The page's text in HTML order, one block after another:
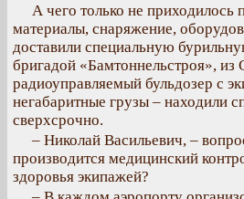
А чего только не приходилось
материалы, снаряжение,
доставили специальную
бригадой «Бамтоннельстроя», из
радиоуправляемый бульдозер с
негабаритные грузы – находили
сверхсрочно.
– Николай Васильевич, –
производится медицинский
здоровья экипажей?